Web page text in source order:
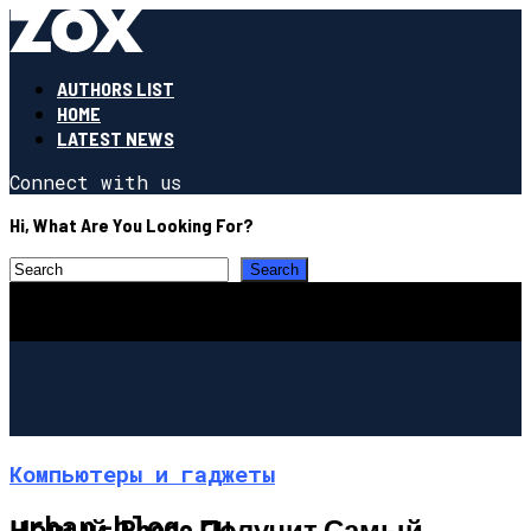
AUTHORS LIST
HOME
LATEST NEWS
Connect with us
Hi, What Are You Looking For?
Компьютеры и гаджеты